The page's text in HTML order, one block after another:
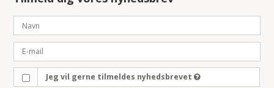
Jeg vil gerne tilmeldes nyhedsbrevet